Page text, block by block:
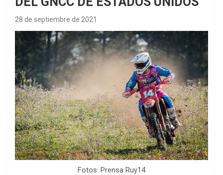
28 de septiembre de 2021
Fotos: Prensa Ruy14